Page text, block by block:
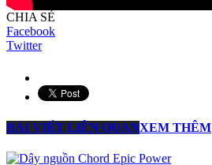
CHIA SẺ
Facebook
Twitter
BÀI VIẾT LIÊN QUANXEM THÊM